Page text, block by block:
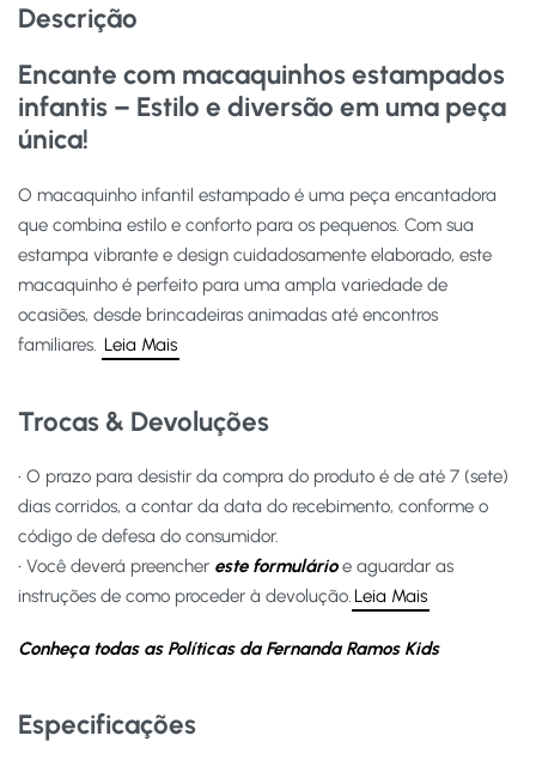
Descrição
Encante com macaquinhos estampados
infantis – Estilo e diversão em uma peça
única!
O macaquinho infantil estampado é uma peça encantadora
que combina estilo e conforto para os pequenos. Com sua
estampa vibrante e design cuidadosamente elaborado, este
macaquinho é perfeito para uma ampla variedade de
ocasiões, desde brincadeiras animadas até encontros
familiares. Leia Mais
Trocas & Devoluções
• O prazo para desistir da compra do produto é de até 7 (sete)
dias corridos, a contar da data do recebimento, conforme o
código de defesa do consumidor.
• Você deverá preencher este formulárioe aguardar as
instruções de como proceder à devolução.Leia Mais
Conheça todas as Políticas da Fernanda Ramos Kids
Especificações